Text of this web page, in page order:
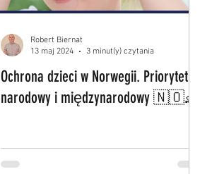
Ochrona dzieci w Norwegii. Priorytet
narodowy i międzynarodowy 🇳🇴👶
Robert Biernat
13 maj 2024
3 minut(y) czytania